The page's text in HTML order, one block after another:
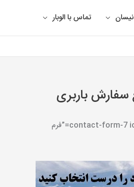
تماس با الوبار
باربری
[contact-form-7 id=”8278″ title=”فرم